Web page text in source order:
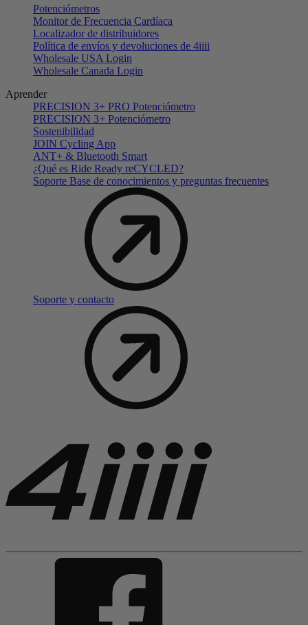
Potenciómetros
Monitor de Frecuencia Cardíaca
Localizador de distribuidores
Política de envíos y devoluciones de 4iiii
Wholesale USA Login
Wholesale Canada Login
Aprender
PRECISION 3+ PRO Potenciómetro
PRECISION 3+ Potenciómetro
Sostenibilidad
JOIN Cycling App
ANT+ & Bluetooth Smart
¿Qué es Ride Ready reCYCLED?
Soporte Base de conocimientos y preguntas frecuentes
Soporte y contacto